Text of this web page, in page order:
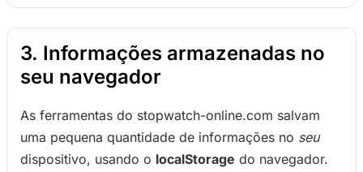
3. Informações armazenadas no
seu navegador
As ferramentas do stopwatch-online.com salvam
uma pequena quantidade de informações no seu
dispositivo, usando o localStorage do navegador.